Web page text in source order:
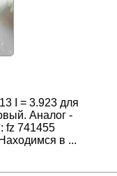
I = 3.923 для
Аналог -
fz 741455
в ...